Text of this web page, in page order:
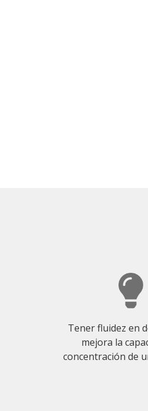
Tener fluidez en
mejora la
concentración de